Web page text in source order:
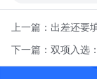
上一篇： 出差还要
下一篇： 双项入选